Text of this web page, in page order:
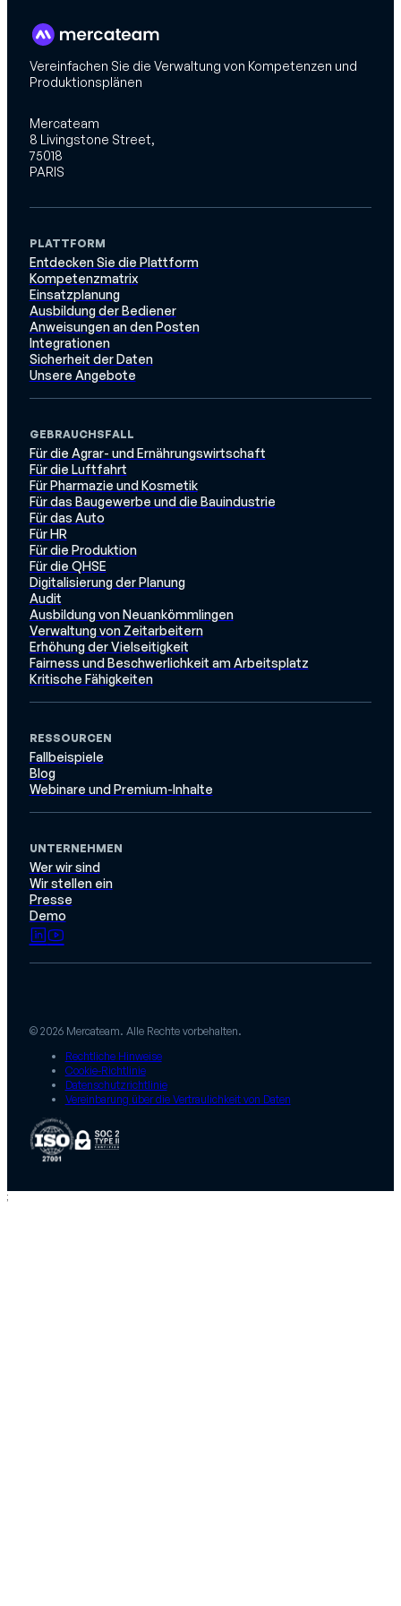
Vereinfachen Sie die Verwaltung von Kompetenzen und
Produktionsplänen
Mercateam
8 Livingstone Street,
75018
PARIS
PLATTFORM
Entdecken Sie die Plattform
Kompetenzmatrix
Einsatzplanung
Ausbildung der Bediener
Anweisungen an den Posten
Integrationen
Sicherheit der Daten
Unsere Angebote
GEBRAUCHSFALL
Für die Agrar- und Ernährungswirtschaft
Für die Luftfahrt
Für Pharmazie und Kosmetik
Für das Baugewerbe und die Bauindustrie
Für das Auto
Für HR
Für die Produktion
Für die QHSE
Digitalisierung der Planung
Audit
Ausbildung von Neuankömmlingen
Verwaltung von Zeitarbeitern
Erhöhung der Vielseitigkeit
Fairness und Beschwerlichkeit am Arbeitsplatz
Kritische Fähigkeiten
RESSOURCEN
Fallbeispiele
Blog
Webinare und Premium-Inhalte
UNTERNEHMEN
Wer wir sind
Wir stellen ein
Presse
Demo
© 2026 Mercateam. Alle Rechte vorbehalten.
Rechtliche Hinweise
Cookie-Richtlinie
Datenschutzrichtlinie
Vereinbarung über die Vertraulichkeit von Daten
;